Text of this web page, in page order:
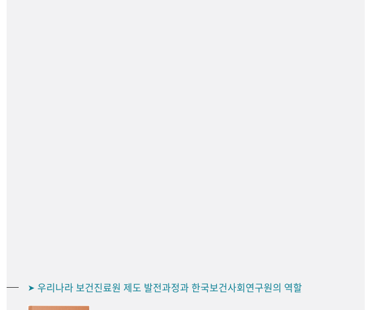
➤ 우리나라 보건진료원 제도 발전과정과 한국보건사회연구원의 역할